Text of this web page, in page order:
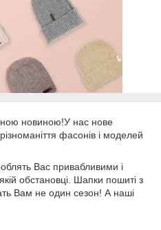
новиною!У нас нове
фасонів і моделей
Вас привабливими і
обстановці. Шапки пошиті з
Вам не один сезон! А наші